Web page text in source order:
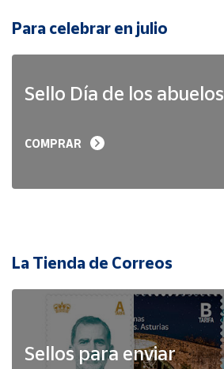
Para celebrar en julio
Sello Día de los abuelos
COMPRAR
La Tienda de Correos
Sellos para enviar